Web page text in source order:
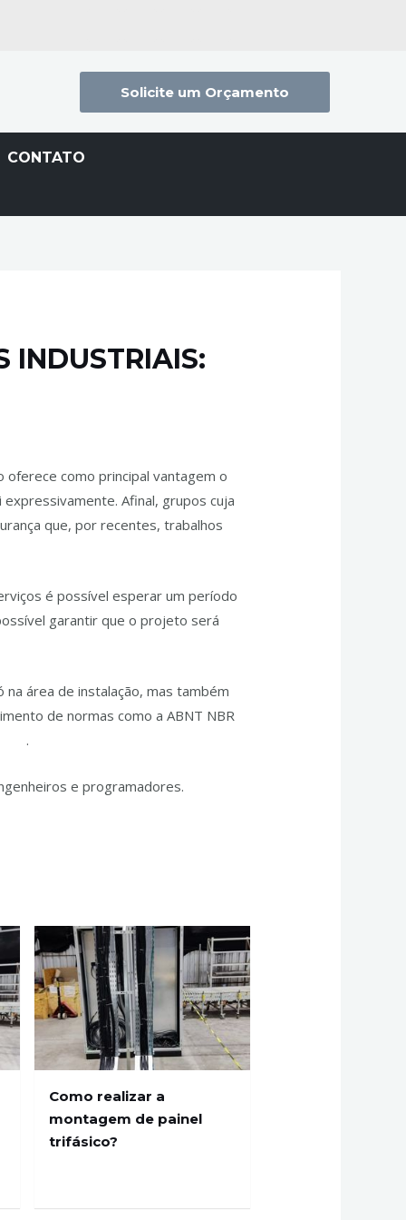
Solicite um Orçamento
CONTATO
INDUSTRIAIS:
como principal vantagem o
Afinal, grupos cuja
que, por recentes, trabalhos
é possível esperar um período
garantir que o projeto será
área de instalação, mas também
de normas como a ABNT NBR
.
e programadores.
Como realizar a
montagem de painel
trifásico?